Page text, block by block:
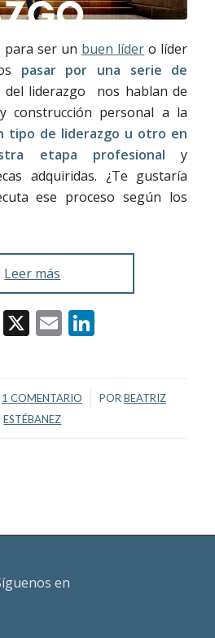
para ser un buen líder o líder
pasar por una serie de
del liderazgo nos hablan de
construcción personal a la
tipo de liderazgo u otro en
etapa profesional y
adquiridas. ¿Te gustaría
ese proceso según los
Leer más
X EmailLinkedIn
1 COMENTARIO
/ PORBEATRIZ
ESTÉBANEZ
en